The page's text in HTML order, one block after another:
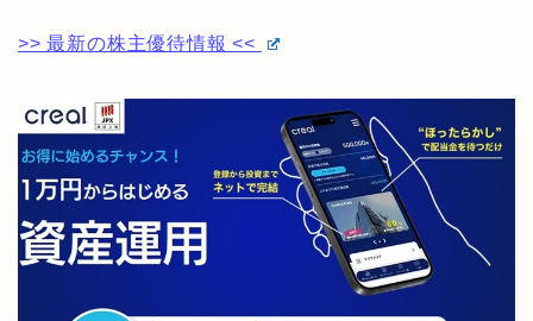
>> 最新の株主優待情報 <<